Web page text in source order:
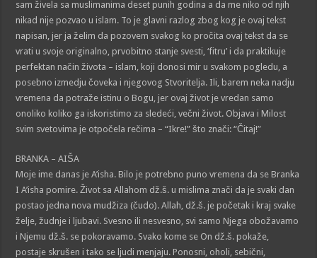
sam živela sa muslimanima deset punih godina a da me niko od njih
nikad nije pozvao u islam. To je glavni razlog zbog kog je ovaj tekst
napisan, jer ja želim da pozovem svakog ko pročita ovaj tekst da se
vrati u svoje originalno, prvobitno stanje svesti, ‘fitru’ i da praktikuje
perfektan način života – islam, koji donosi mir u svakom pogledu, a
posebno izmedju čoveka i njegovog Stvoritelja. Ili, barem neka nadju
vremena da potraže istinu o Bogu, jer ovaj život je vredan samo
onoliko koliko ga iskoristimo za sledeći, večni život. Objava i Milost
svim svetovima je otpočela rečima – “Ikre!” što znači: “Čitaj!”
BRANKA – AIŠA
Moje ime danas je A’isha. Bilo je potrebno puno vremena da se Branka
I A’isha pomire. Život sa Allahom dž.š. u mislima znači da je svaki dan
postao jedna nova mudžiza (čudo). Allah, dž.š. je početak i kraj svake
želje, žudnje i ljubavi. Svesno ili nesvesno, svi samo Njega obožavamo
i Njemu dž.š. se pokoravamo. Svako kome se On dž.š. pokaže,
postaje skrušen i tako se ljudi menjaju. Ponosni, oholi, sebični,